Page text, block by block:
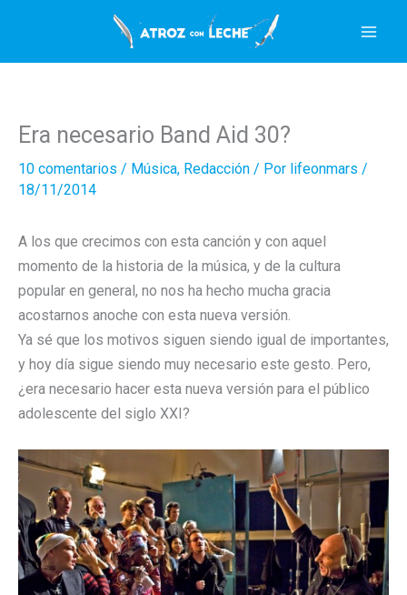
contenido
Era necesario Band Aid 30?
10 comentarios / Música, Redacción / Por lifeonmars /
18/11/2014
A los que crecimos con esta canción y con aquel
momento de la historia de la música, y de la cultura
popular en general, no nos ha hecho mucha gracia
acostarnos anoche con esta nueva versión.
Ya sé que los motivos siguen siendo igual de importantes,
y hoy día sigue siendo muy necesario este gesto. Pero,
¿era necesario hacer esta nueva versión para el público
adolescente del siglo XXI?